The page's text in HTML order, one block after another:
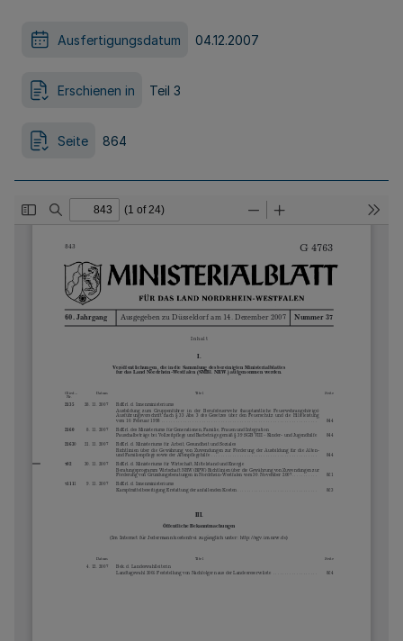
Ausfertigungsdatum 04.12.2007
Erschienen in Teil 3
Seite 864